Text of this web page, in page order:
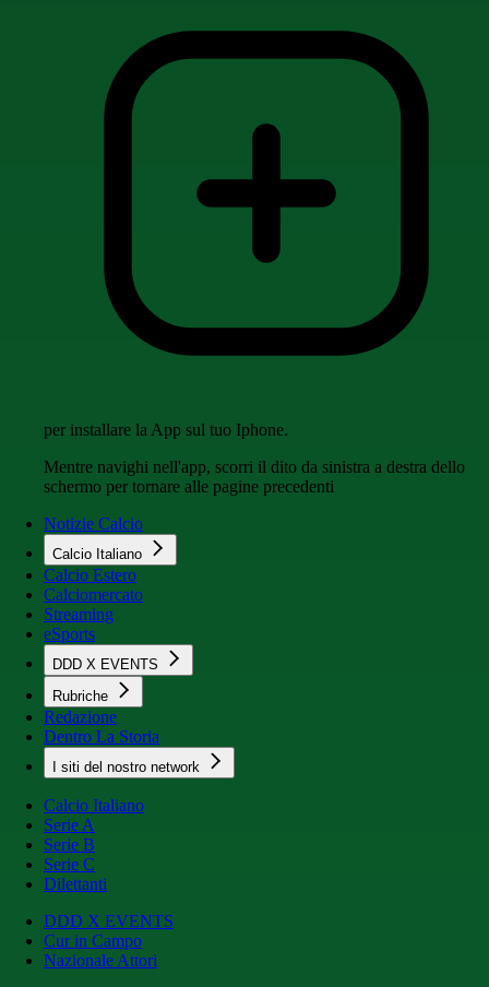
per installare la App sul tuo Iphone.
Mentre navighi nell'app, scorri il dito da sinistra a destra dello
schermo per tornare alle pagine precedenti
Notizie Calcio
Calcio Italiano
Calcio Estero
Calciomercato
Streaming
eSports
DDD X EVENTS
Rubriche
Redazione
Dentro La Storia
I siti del nostro network
Calcio Italiano
Serie A
Serie B
Serie C
Dilettanti
DDD X EVENTS
Cur in Campo
Nazionale Attori